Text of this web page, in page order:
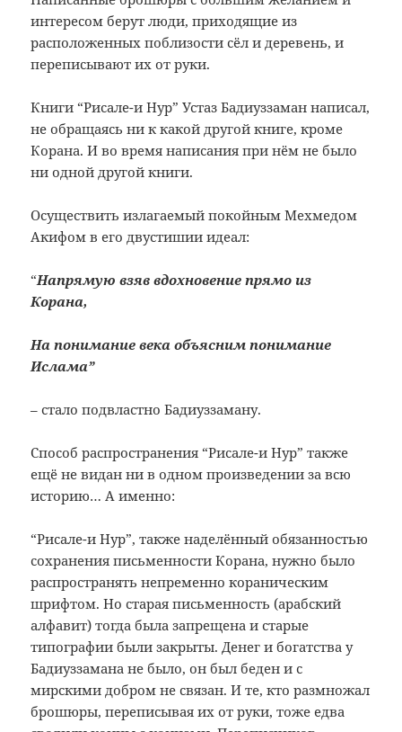
интересом берут люди, приходящие из
расположенных поблизости сёл и деревень, и
переписывают их от руки.
Книги “Рисале-и Нур” Устаз Бадиуззаман написал,
не обращаясь ни к какой другой книге, кроме
Корана. И во время написания при нём не было
ни одной другой книги.
Осуществить излагаемый покойным Мехмедом
Акифом в его двустишии идеал:
“Напрямую взяв вдохновение прямо из
Корана,
На понимание века объясним понимание
Ислама”
– стало подвластно Бадиуззаману.
Способ распространения “Рисале-и Нур” также
ещё не видан ни в одном произведении за всю
историю… А именно:
“Рисале-и Нур”, также наделённый обязанностью
сохранения письменности Корана, нужно было
распространять непременно кораническим
шрифтом. Но старая письменность (арабский
алфавит) тогда была запрещена и старые
типографии были закрыты. Денег и богатства у
Бадиуззамана не было, он был беден и с
мирскими добром не связан. И те, кто размножал
брошюры, переписывая их от руки, тоже едва